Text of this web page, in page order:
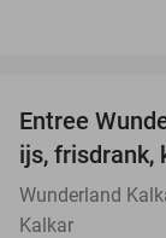
Entree
ijs, frisdrank,
Wunderland
Kalkar